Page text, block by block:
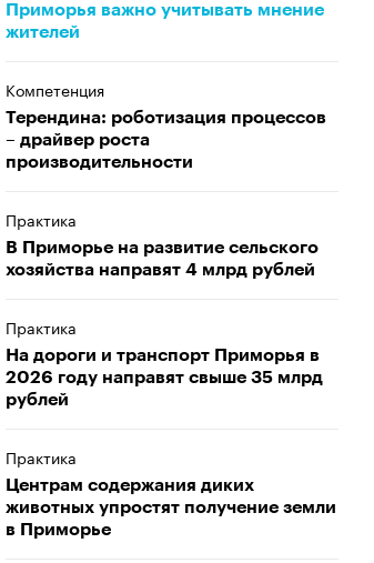
Приморья важно учитывать мнение
жителей
Компетенция
Терендина: роботизация процессов
– драйвер роста
производительности
Практика
В Приморье на развитие сельского
хозяйства направят 4 млрд рублей
Практика
На дороги и транспорт Приморья в
2026 году направят свыше 35 млрд
рублей
Практика
Центрам содержания диких
животных упростят получение земли
в Приморье